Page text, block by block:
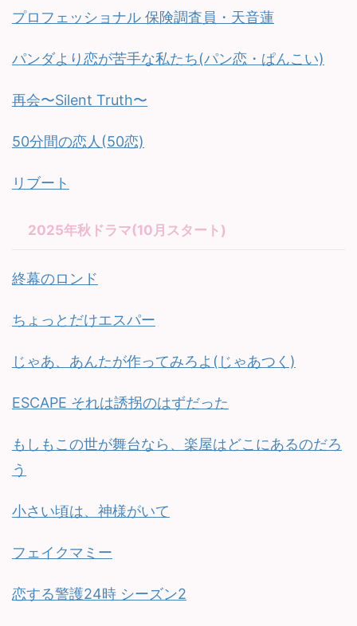
プロフェッショナル 保険調査員・天音蓮
パンダより恋が苦手な私たち(パン恋・ぱんこい)
再会〜Silent Truth〜
50分間の恋人(50恋)
リブート
2025年秋ドラマ(10月スタート)
終幕のロンド
ちょっとだけエスパー
じゃあ、あんたが作ってみろよ(じゃあつく)
ESCAPE それは誘拐のはずだった
もしもこの世が舞台なら、楽屋はどこにあるのだろ
う
小さい頃は、神様がいて
フェイクマミー
恋する警護24時 シーズン2